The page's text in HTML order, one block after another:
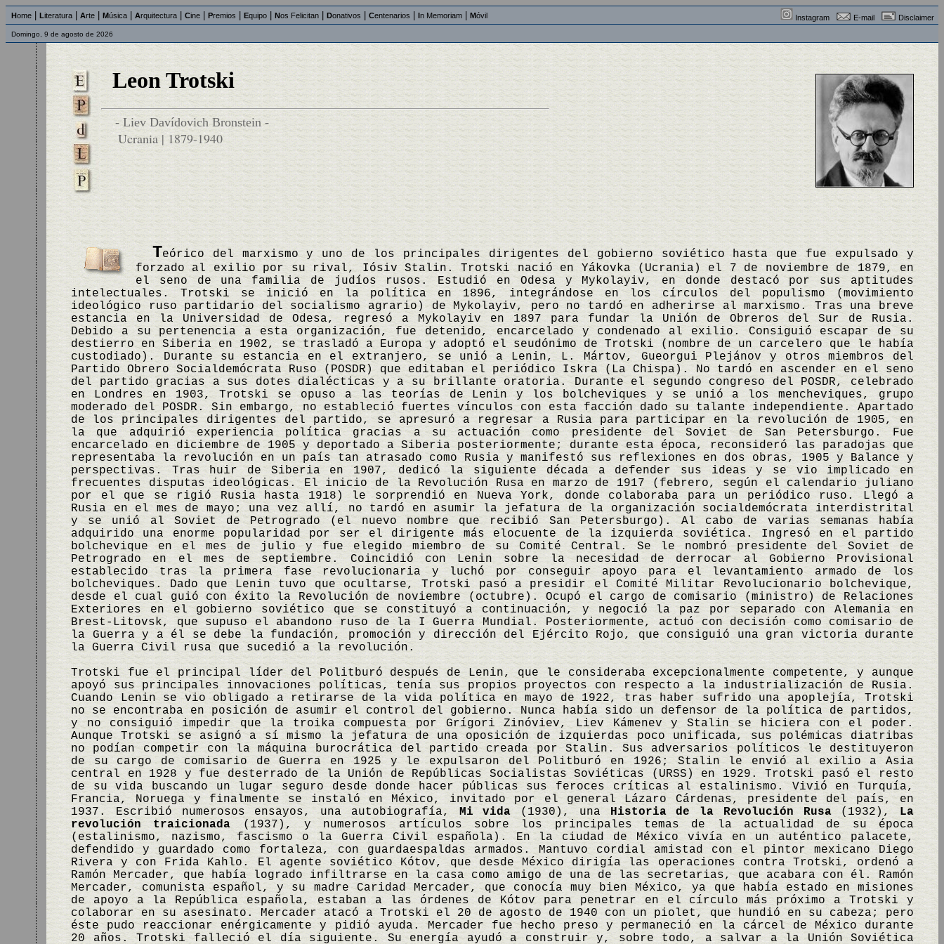
Home Literatura Arte Música Arquitectura Cine Premios Equipo Nos Felicitan Donativos Centenarios In Memoriam Móvil Instagram E-mail Disclaimer
Domingo, 9 de agosto de 2026
Leon Trotski
- Liev Davídovich Bronstein -
Ucrania | 1879-1940
Teórico del marxismo y uno de los principales dirigentes del gobierno soviético hasta que fue expulsado y
forzado al exilio por su rival, Iósiv Stalin. Trotski nació en Yákovka (Ucrania) el 7 de noviembre de 1879, en
el seno de una familia de judíos rusos. Estudió en Odesa y Mykolayiv, en donde destacó por sus aptitudes
intelectuales. Trotski se inició en la política en 1896, integrándose en los círculos del populismo (movimiento
ideológico ruso partidario del socialismo agrario) de Mykolayiv, pero no tardó en adherirse al marxismo. Tras una breve
estancia en la Universidad de Odesa, regresó a Mykolayiv en 1897 para fundar la Unión de Obreros del Sur de Rusia.
Debido a su pertenencia a esta organización, fue detenido, encarcelado y condenado al exilio. Consiguió escapar de su
destierro en Siberia en 1902, se trasladó a Europa y adoptó el seudónimo de Trotski (nombre de un carcelero que le había
custodiado). Durante su estancia en el extranjero, se unió a Lenin, L. Mártov, Gueorgui Plejánov y otros miembros del
Partido Obrero Socialdemócrata Ruso (POSDR) que editaban el periódico Iskra (La Chispa). No tardó en ascender en el seno
del partido gracias a sus dotes dialécticas y a su brillante oratoria. Durante el segundo congreso del POSDR, celebrado
en Londres en 1903, Trotski se opuso a las teorías de Lenin y los bolcheviques y se unió a los mencheviques, grupo
moderado del POSDR. Sin embargo, no estableció fuertes vínculos con esta facción dado su talante independiente. Apartado
de los principales dirigentes del partido, se apresuró a regresar a Rusia para participar en la revolución de 1905, en
la que adquirió experiencia política gracias a su actuación como presidente del Soviet de San Petersburgo. Fue
encarcelado en diciembre de 1905 y deportado a Siberia posteriormente; durante esta época, reconsideró las paradojas que
representaba la revolución en un país tan atrasado como Rusia y manifestó sus reflexiones en dos obras, 1905 y Balance y
perspectivas. Tras huir de Siberia en 1907, dedicó la siguiente década a defender sus ideas y se vio implicado en
frecuentes disputas ideológicas. El inicio de la Revolución Rusa en marzo de 1917 (febrero, según el calendario juliano
por el que se rigió Rusia hasta 1918) le sorprendió en Nueva York, donde colaboraba para un periódico ruso. Llegó a
Rusia en el mes de mayo; una vez allí, no tardó en asumir la jefatura de la organización socialdemócrata interdistrital
y se unió al Soviet de Petrogrado (el nuevo nombre que recibió San Petersburgo). Al cabo de varias semanas había
adquirido una enorme popularidad por ser el dirigente más elocuente de la izquierda soviética. Ingresó en el partido
bolchevique en el mes de julio y fue elegido miembro de su Comité Central. Se le nombró presidente del Soviet de
Petrogrado en el mes de septiembre. Coincidió con Lenin sobre la necesidad de derrocar al Gobierno Provisional
establecido tras la primera fase revolucionaria y luchó por conseguir apoyo para el levantamiento armado de los
bolcheviques. Dado que Lenin tuvo que ocultarse, Trotski pasó a presidir el Comité Militar Revolucionario bolchevique,
desde el cual guió con éxito la Revolución de noviembre (octubre). Ocupó el cargo de comisario (ministro) de Relaciones
Exteriores en el gobierno soviético que se constituyó a continuación, y negoció la paz por separado con Alemania en
Brest-Litovsk, que supuso el abandono ruso de la I Guerra Mundial. Posteriormente, actuó con decisión como comisario de
la Guerra y a él se debe la fundación, promoción y dirección del Ejército Rojo, que consiguió una gran victoria durante
la Guerra Civil rusa que sucedió a la revolución.
Trotski fue el principal líder del Politburó después de Lenin, que le consideraba excepcionalmente competente, y aunque
apoyó sus principales innovaciones políticas, tenía sus propios proyectos con respecto a la industrialización de Rusia.
Cuando Lenin se vio obligado a retirarse de la vida política en mayo de 1922, tras haber sufrido una apoplejía, Trotski
no se encontraba en posición de asumir el control del gobierno. Nunca había sido un defensor de la política de partidos,
y no consiguió impedir que la troika compuesta por Grígori Zinóviev, Liev Kámenev y Stalin se hiciera con el poder.
Aunque Trotski se asignó a sí mismo la jefatura de una oposición de izquierdas poco unificada, sus polémicas diatribas
no podían competir con la máquina burocrática del partido creada por Stalin. Sus adversarios políticos le destituyeron
de su cargo de comisario de Guerra en 1925 y le expulsaron del Politburó en 1926; Stalin le envió al exilio a Asia
central en 1928 y fue desterrado de la Unión de Repúblicas Socialistas Soviéticas (URSS) en 1929. Trotski pasó el resto
de su vida buscando un lugar seguro desde donde hacer públicas sus feroces críticas al estalinismo. Vivió en Turquía,
Francia, Noruega y finalmente se instaló en México, invitado por el general Lázaro Cárdenas, presidente del país, en
1937. Escribió numerosos ensayos, una autobiografía, Mi vida (1930), unaHistoria de la Revolución Rusa(1932), La
revolución traicionada (1937), y numerosos artículos sobre los principales temas de la actualidad de su época
(estalinismo, nazismo, fascismo o la Guerra Civil española). En la ciudad de México vivía en un auténtico palacete,
defendido y guardado como fortaleza, con guardaespaldas armados. Mantuvo cordial amistad con el pintor mexicano Diego
Rivera y con Frida Kahlo. El agente soviético Kótov, que desde México dirigía las operaciones contra Trotski, ordenó a
Ramón Mercader, que había logrado infiltrarse en la casa como amigo de una de las secretarias, que acabara con él. Ramón
Mercader, comunista español, y su madre Caridad Mercader, que conocía muy bien México, ya que había estado en misiones
de apoyo a la República española, estaban a las órdenes de Kótov para penetrar en el círculo más próximo a Trotski y
colaborar en su asesinato. Mercader atacó a Trotski el 20 de agosto de 1940 con un piolet, que hundió en su cabeza; pero
éste pudo reaccionar enérgicamente y pidió ayuda. Mercader fue hecho preso y permaneció en la cárcel de México durante
20 años. Trotski falleció el día siguiente. Su energía ayudó a construir y, sobre todo, a salvar a la Unión Soviética